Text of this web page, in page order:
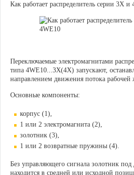
Как работает распределитель серии 3X
Переключаемые электромагнитами
типа 4WE10...3X(4X) запускают,
направлением движения потока рабочей
Основные компоненты:
корпус (1),
1 или 2 электромагнита (2),
золотник (3),
1 или 2 возвратные пружины (4).
Без управляющего сигнала золотник
находится в средней или исходной